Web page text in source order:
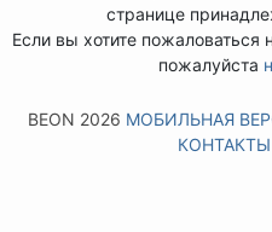
странице
Если вы хотите
пожалуйста
BEON 2026 МОБИЛЬНАЯ
КОНТАКТЫ